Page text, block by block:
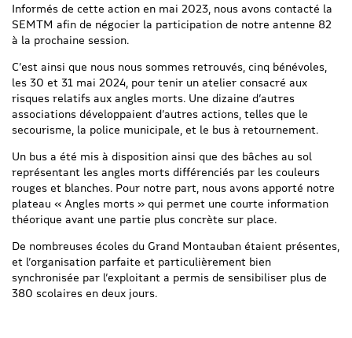
Informés de cette action en mai 2023, nous avons contacté la
SEMTM afin de négocier la participation de notre antenne 82
à la prochaine session.
C’est ainsi que nous nous sommes retrouvés, cinq bénévoles,
les 30 et 31 mai 2024, pour tenir un atelier consacré aux
risques relatifs aux angles morts. Une dizaine d’autres
associations développaient d’autres actions, telles que le
secourisme, la police municipale, et le bus à retournement.
Un bus a été mis à disposition ainsi que des bâches au sol
représentant les angles morts différenciés par les couleurs
rouges et blanches. Pour notre part, nous avons apporté notre
plateau « Angles morts » qui permet une courte information
théorique avant une partie plus concrète sur place.
De nombreuses écoles du Grand Montauban étaient présentes,
et l’organisation parfaite et particulièrement bien
synchronisée par l’exploitant a permis de sensibiliser plus de
380 scolaires en deux jours.